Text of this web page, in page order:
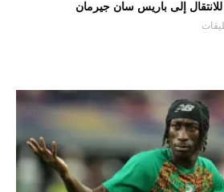
إلى باريس سان جيرمان